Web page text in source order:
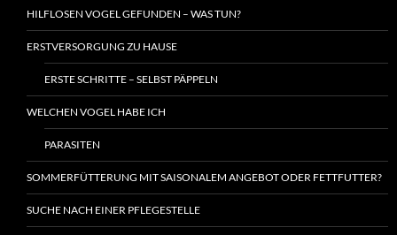
HILFLOSEN VOGEL GEFUNDEN – WAS TUN?
ERSTVERSORGUNG ZU HAUSE
ERSTE SCHRITTE – SELBST PÄPPELN
WELCHEN VOGEL HABE ICH
PARASITEN
SOMMERFÜTTERUNG MIT SAISONALEM ANGEBOT ODER FETTFUTTER?
SUCHE NACH EINER PFLEGESTELLE